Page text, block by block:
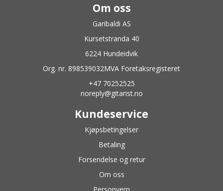
Om oss
Garibaldi AS
Kursetstranda 40
6224 Hundeidvik
Org. nr. 898539032MVA Foretaksregisteret
+47 70252525
noreply@gitarist.no
Kundeservice
Kjøpsbetingelser
Betaling
Forsendelse og retur
Om oss